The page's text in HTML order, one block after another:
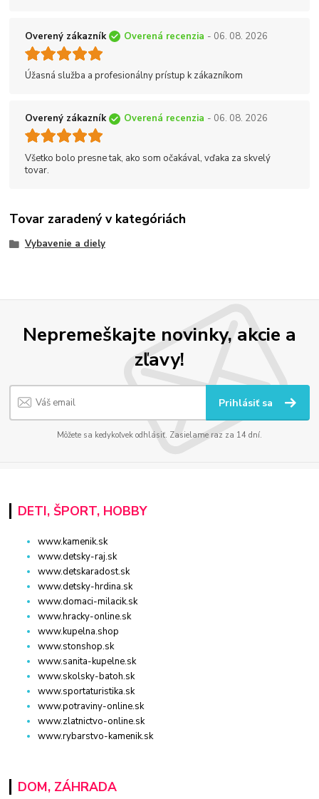
Overený zákazník Overená recenzia - 06. 08. 2026
Úžasná služba a profesionálny prístup k zákazníkom
Overený zákazník Overená recenzia - 06. 08. 2026
Všetko bolo presne tak, ako som očakával, vďaka za skvelý
tovar.
Tovar zaradený v kategóriách
Vybavenie a diely
Nepremeškajte novinky, akcie a
zľavy!
Prihlásiť sa
Môžete sa kedykoľvek odhlásiť. Zasielame raz za 14 dní.
DETI, ŠPORT, HOBBY
www.kamenik.sk
www.detsky-raj.sk
www.detskaradost.sk
www.detsky-hrdina.sk
www.domaci-milacik.sk
www.hracky-online.sk
www.kupelna.shop
www.stonshop.sk
www.sanita-kupelne.sk
www.skolsky-batoh.sk
www.sportaturistika.sk
www.potraviny-online.sk
www.zlatnictvo-online.sk
www.rybarstvo-kamenik.sk
DOM, ZÁHRADA